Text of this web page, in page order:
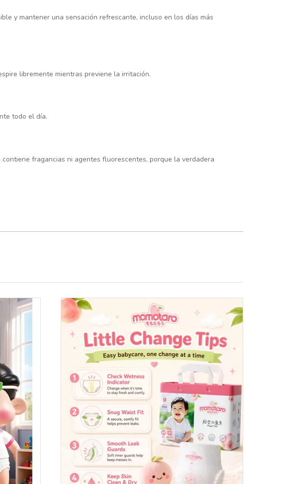
y mantener una sensación refrescante, incluso en los días más
libremente mientras previene la irritación.
todo el día.
contiene fragancias ni agentes fluorescentes, porque la verdadera